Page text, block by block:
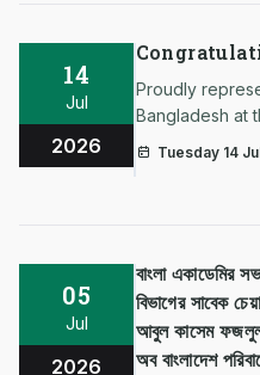
14
Jul
2026
Proudly
Bangladesh at
Contest (IUPC)
We wish our
Tuesday 14
05
Jul
2026
বাংলা একাডেমির
বিভাগের সাবেক
আবুল কাসেম ফজলুল
অব বাংলাদেশ